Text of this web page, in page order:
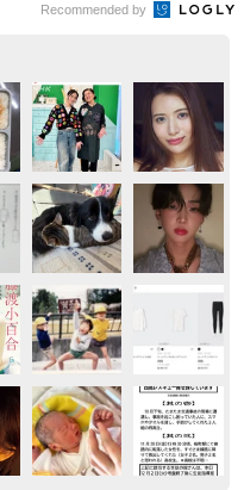
Recommended by